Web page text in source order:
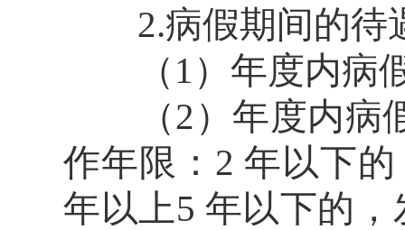
2.病假期间的待
（1）年度内病假
（2）年度内病假
作年限：2 年以下
年以上5 年以下的，